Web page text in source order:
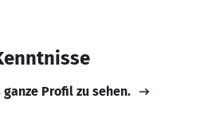
Profil zu sehen.